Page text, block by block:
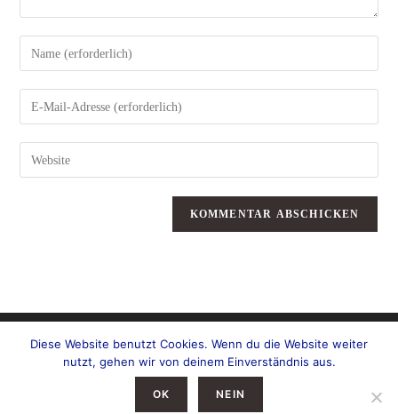
Gib
deinen
Namen
oder
zum
Kommentieren
ein
Gib
deine
E-
Mail-
zum
Kommentieren
ein
Gib
deine
Website-
URL
Diese Website benutzt Cookies. Wenn du die Website weiter
nutzt, gehen wir von deinem Einverständnis aus.
OK NEIN